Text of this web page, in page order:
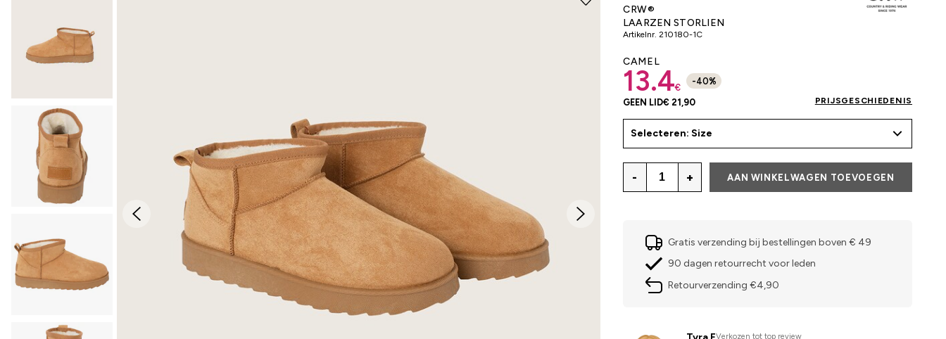
CRW®
LAARZEN STORLIEN
Artikelnr. 210180-1C
CAMEL
13.4€
-40%
GEEN LID€ 21,90 PRIJSGESCHIEDENIS
Selecteren: Size
- + AAN WINKELWAGEN TOEVOEGEN
Gratis verzending bij bestellingen boven € 49
90 dagen retourrecht voor leden
Retourverzending €4,90
Verkozen tot top review